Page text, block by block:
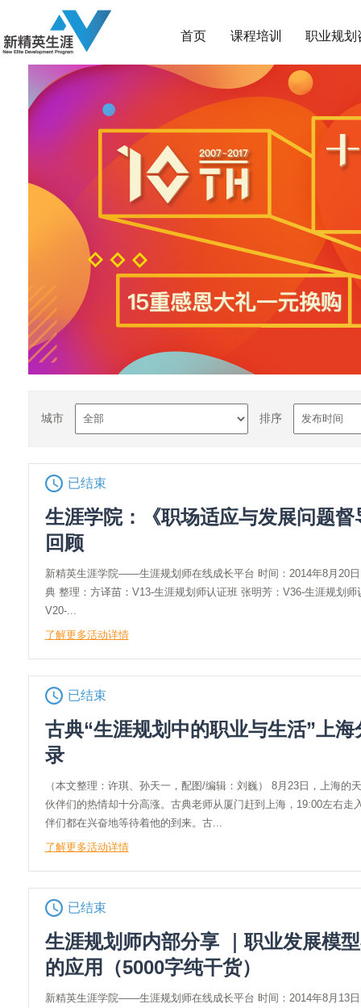
首页 课程培训 职业规划
城市 排序
已结束
生涯学院：《职场适应与发展问题督
回顾
新精英生涯学院——生涯规划师在线成长平台 时间：2014年8月20
典 整理：方译苗：V13-生涯规划师认证班 张明芳：V36-生涯规划师
V20-...
了解更多活动详情
已结束
古典“生涯规划中的职业与生活”上海
录
（本文整理：许琪、孙天一，配图/编辑：刘巍） 8月23日，上海的
伙伴们的热情却十分高涨。古典老师从厦门赶到上海，19:00左右走
伴们都在兴奋地等待着他的到来。古...
了解更多活动详情
已结束
生涯规划师内部分享 ｜职业发展模
的应用（5000字纯干货）
新精英生涯学院——生涯规划师在线成长平台 时间：2014年8月13